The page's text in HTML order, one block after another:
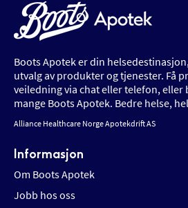
Boots Apotek er din
utvalg av produkter og tjenester. Få
veiledning via chat eller telefon, eller
mange Boots Apotek. Bedre helse,
Alliance Healthcare Norge Apotekdrift AS
Informasjon
Om Boots Apotek
Jobb hos oss